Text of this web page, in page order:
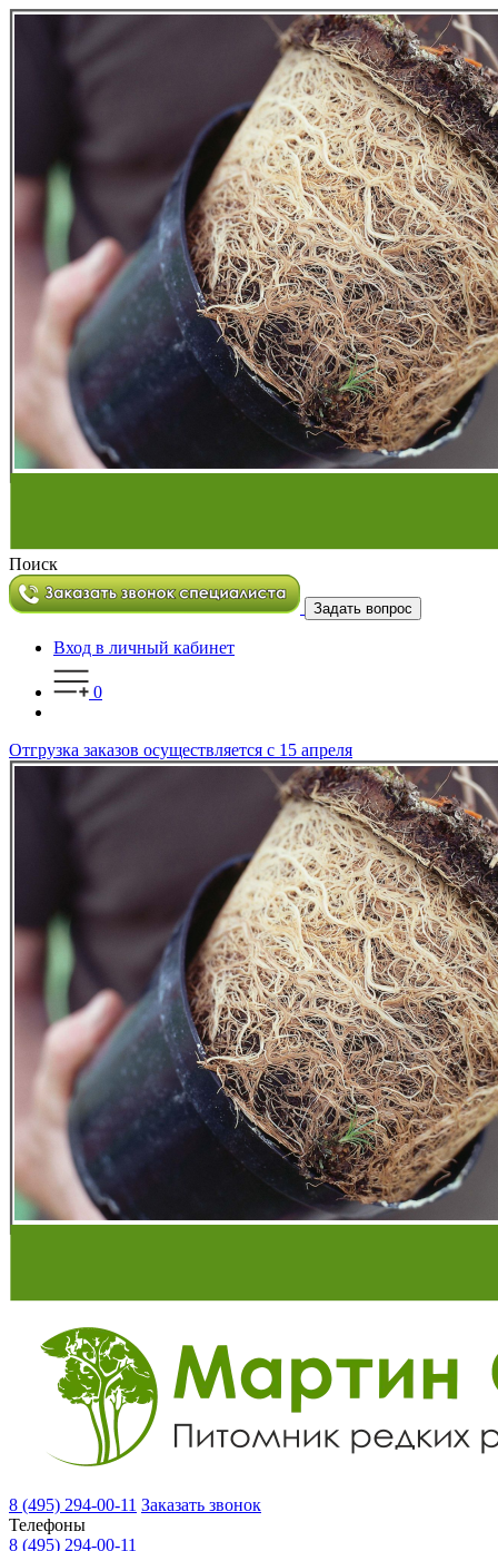
Поиск
Задать вопрос
Вход в личный кабинет
0
Отгрузка заказов осуществляется с 15 апреля
8 (495) 294-00-11 Заказать звонок
Телефоны
8 (495) 294-00-11